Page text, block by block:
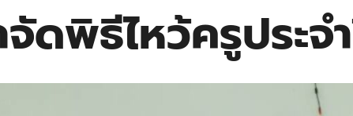
ดพิธีไหว้ครูประจ